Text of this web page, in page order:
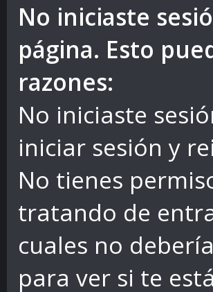
No iniciaste
página. Esto
razones:
No iniciaste
iniciar sesión y
No tienes
tratando de
cuales no
para ver si te